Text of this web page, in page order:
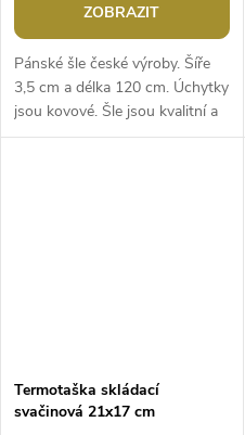
ZOBRAZIT
Pánské šle české výroby. Šíře
3,5 cm a délka 120 cm. Úchytky
jsou kovové. Šle jsou kvalitní a
udrží vám kalhoty na správném
Termotaška skládací
svačinová 21x17 cm